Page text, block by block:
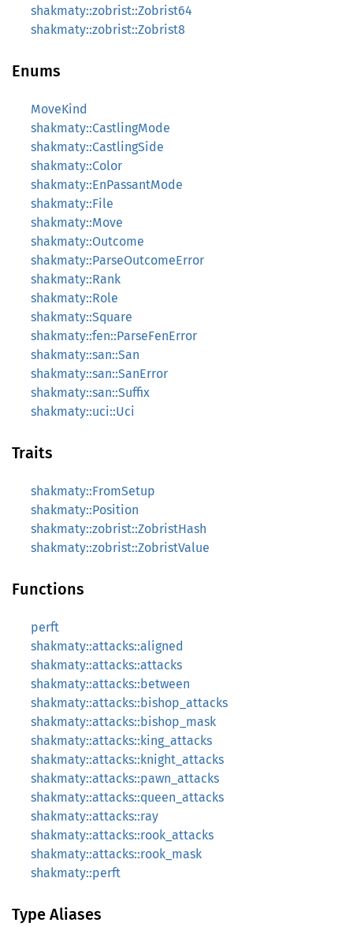
shakmaty::zobrist::Zobrist64
shakmaty::zobrist::Zobrist8
Enums
MoveKind
shakmaty::CastlingMode
shakmaty::CastlingSide
shakmaty::Color
shakmaty::EnPassantMode
shakmaty::File
shakmaty::Move
shakmaty::Outcome
shakmaty::ParseOutcomeError
shakmaty::Rank
shakmaty::Role
shakmaty::Square
shakmaty::fen::ParseFenError
shakmaty::san::San
shakmaty::san::SanError
shakmaty::san::Suffix
shakmaty::uci::Uci
Traits
shakmaty::FromSetup
shakmaty::Position
shakmaty::zobrist::ZobristHash
shakmaty::zobrist::ZobristValue
Functions
perft
shakmaty::attacks::aligned
shakmaty::attacks::attacks
shakmaty::attacks::between
shakmaty::attacks::bishop_attacks
shakmaty::attacks::bishop_mask
shakmaty::attacks::king_attacks
shakmaty::attacks::knight_attacks
shakmaty::attacks::pawn_attacks
shakmaty::attacks::queen_attacks
shakmaty::attacks::ray
shakmaty::attacks::rook_attacks
shakmaty::attacks::rook_mask
shakmaty::perft
Type Aliases